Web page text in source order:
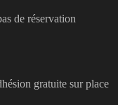
de réservation
gratuite sur place